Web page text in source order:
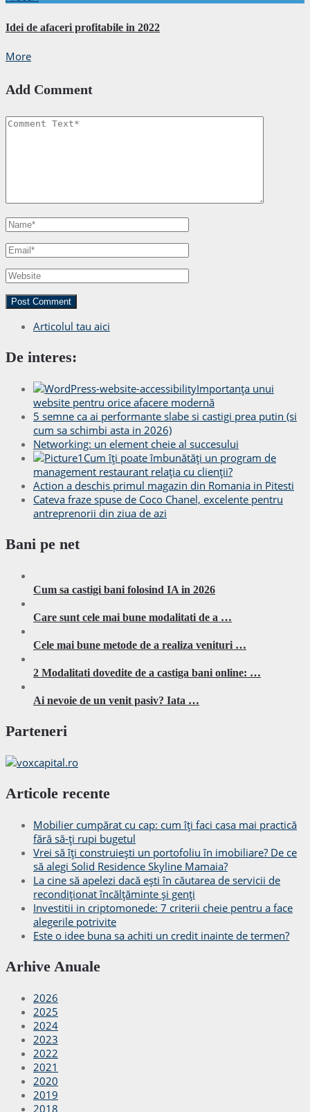
Idei de afaceri profitabile in 2022
More
Add Comment
Articolul tau aici
De interes:
Importanța unui
website pentru orice afacere modernă
5 semne ca ai performante slabe si castigi prea putin (si
cum sa schimbi asta in 2026)
Networking: un element cheie al succesului
Cum îți poate îmbunătăți un program de
management restaurant relația cu clienții?
Action a deschis primul magazin din Romania in Pitesti
Cateva fraze spuse de Coco Chanel, excelente pentru
antreprenorii din ziua de azi
Bani pe net
Cum sa castigi bani folosind IA in 2026
Care sunt cele mai bune modalitati de a …
Cele mai bune metode de a realiza venituri …
2 Modalitati dovedite de a castiga bani online: …
Ai nevoie de un venit pasiv? Iata …
Parteneri
Articole recente
Mobilier cumpărat cu cap: cum îți faci casa mai practică
fără să-ți rupi bugetul
Vrei să îți construiești un portofoliu în imobiliare? De ce
să alegi Solid Residence Skyline Mamaia?
La cine să apelezi dacă ești în căutarea de servicii de
recondiționat încălțăminte și genți
Investitii in criptomonede: 7 criterii cheie pentru a face
alegerile potrivite
Este o idee buna sa achiti un credit inainte de termen?
Arhive Anuale
2026
2025
2024
2023
2022
2021
2020
2019
2018